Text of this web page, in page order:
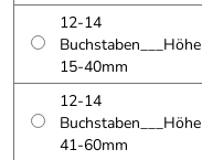
12-14
Buchstaben___Höhe
15-40mm
12-14
Buchstaben___Höhe
41-60mm